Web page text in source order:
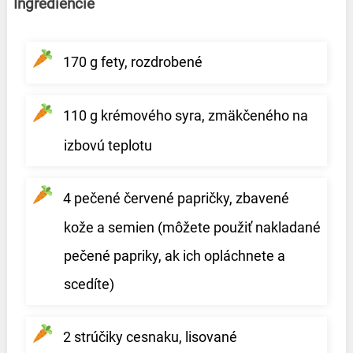
Ingrediencie
170 g fety, rozdrobené
110 g krémového syra, zmäkčeného na
izbovú teplotu
4 pečené červené papričky, zbavené
kože a semien (môžete použiť nakladané
pečené papriky, ak ich opláchnete a
scedíte)
2 strúčiky cesnaku, lisované